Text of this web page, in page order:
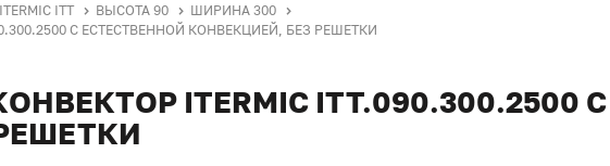
ITERMIC ITT ВЫСОТА 90
ШИРИНА 300
С ЕСТЕСТВЕННОЙ КОНВЕКЦИЕЙ, БЕЗ РЕШЕТКИ
ITERMIC ITT.090.300.2500